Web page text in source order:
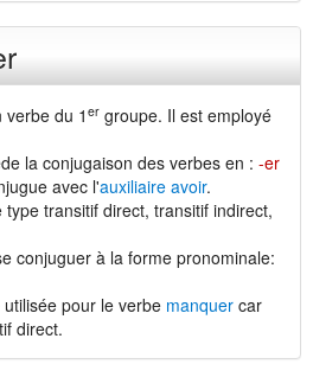
du 1 er groupe. Il est employé
la conjugaison des verbes en : -er
avec l'auxiliaire avoir.
transitif direct, transitif indirect,
conjuguer à la forme pronominale:
pour le verbe manquer car
direct.